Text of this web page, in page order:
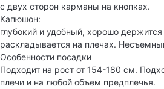
с двух сторон карманы на кнопках.
Капюшон:
глубокий и удобный, хорошо держится
раскладывается на плечах.
Особенности посадки
Подходит на рост от 154-180 см.
плечи и на любой объем предплечья.